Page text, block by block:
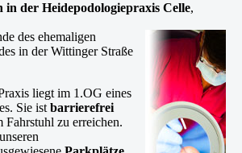
der Heidepodologiepraxis Celle,
des ehemaligen
in der Wittinger Straße
liegt im 1.OG eines
Sie ist barrierefrei
Fahrstuhl zu erreichen.